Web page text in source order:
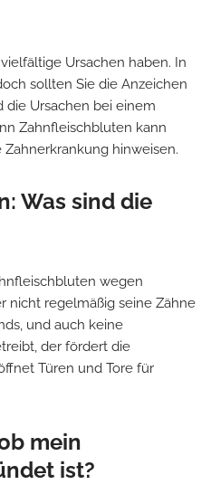
Ursachen haben. In
sollten Sie die Anzeichen
Ursachen bei einem
Zahnfleischbluten kann
hinweisen.
Was sind die
wegen
nicht regelmäßig seine Zähne
und auch keine
der fördert die
Türen und Tore für
mein
ist?